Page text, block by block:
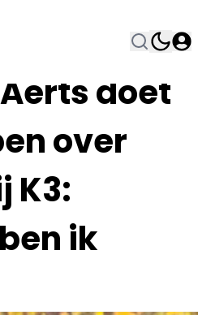
doet
over
K3:
ik